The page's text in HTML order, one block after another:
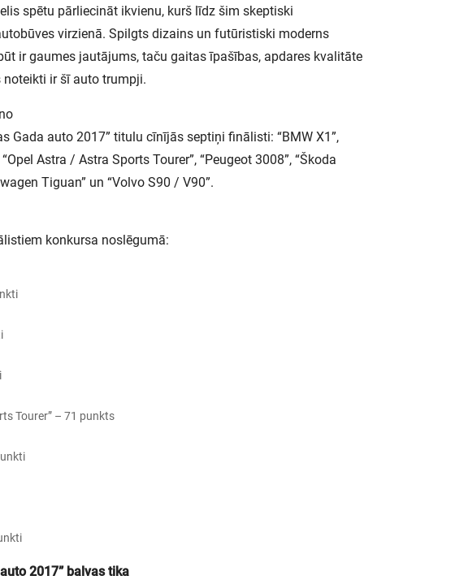
spētu pārliecināt ikvienu, kurš līdz šim skeptiski
virzienā. Spilgts dizains un futūristiski moderns
ir gaumes jautājums, taču gaitas īpašības, apdares kvalitāte
ir šī auto trumpji.
Gada auto 2017” titulu cīnījās septiņi finālisti: “BMW X1”,
“Opel Astra / Astra Sports Tourer”, “Peugeot 3008”, “Škoda
Tiguan” un “Volvo S90 / V90”.
konkursa noslēgumā:
Tourer” – 71 punkts
2017” balvas tika